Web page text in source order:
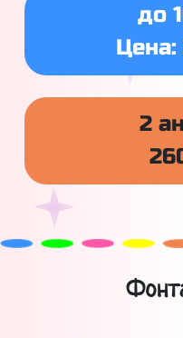
до
Цена:
2